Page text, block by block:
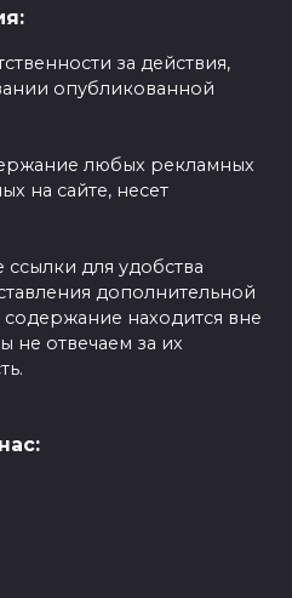
за действия,
опубликованной
любых рекламных
на сайте, несет
для удобства
дополнительной
находится вне
не отвечаем за их